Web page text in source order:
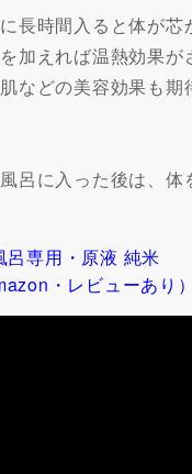
長時間入ると体が芯
加えれば温熱効果が
などの美容効果も期
呂に入った後は、体
呂専用・原液 純米
・レビューあり）